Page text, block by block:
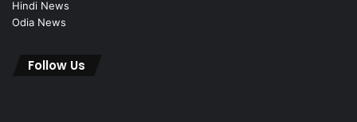
Hindi News
Odia News
Follow Us